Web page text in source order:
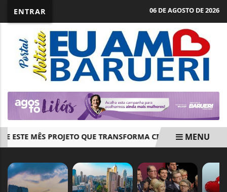
ENTRAR 06 DE AGOSTO DE 2026
MÊS PROJETO QUE TRANSFORMA CINEMA EMMENU